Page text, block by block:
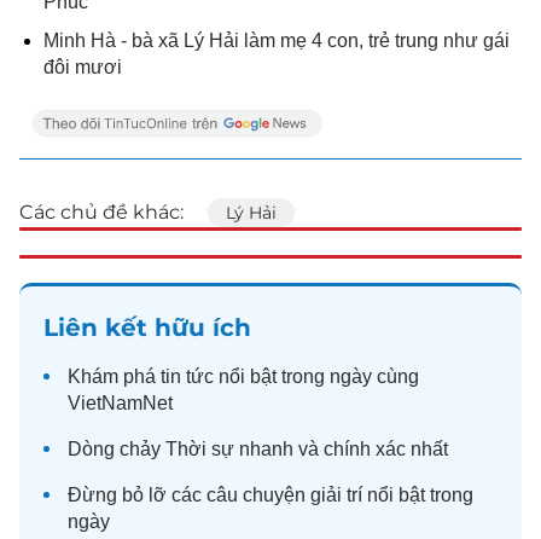
Minh Hà - bà xã Lý Hải làm mẹ 4 con, trẻ trung như gái
đôi mươi
Các chủ đề khác: Lý Hải
Liên kết hữu ích
Khám phá tin tức nổi bật trong ngày cùng
VietNamNet
Dòng chảy Thời sự nhanh và chính xác nhất
Đừng bỏ lỡ các câu chuyện giải trí nổi bật trong
ngày